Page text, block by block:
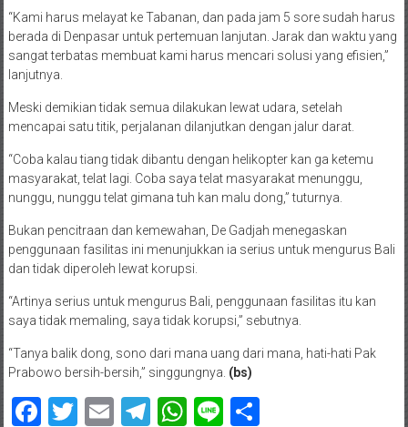
“Kami harus melayat ke Tabanan, dan pada jam 5 sore sudah harus
berada di Denpasar untuk pertemuan lanjutan. Jarak dan waktu yang
sangat terbatas membuat kami harus mencari solusi yang efisien,”
lanjutnya.
Meski demikian tidak semua dilakukan lewat udara, setelah
mencapai satu titik, perjalanan dilanjutkan dengan jalur darat.
“Coba kalau tiang tidak dibantu dengan helikopter kan ga ketemu
masyarakat, telat lagi. Coba saya telat masyarakat menunggu,
nunggu, nunggu telat gimana tuh kan malu dong,” tuturnya.
Bukan pencitraan dan kemewahan, De Gadjah menegaskan
penggunaan fasilitas ini menunjukkan ia serius untuk mengurus Bali
dan tidak diperoleh lewat korupsi.
“Artinya serius untuk mengurus Bali, penggunaan fasilitas itu kan
saya tidak memaling, saya tidak korupsi,” sebutnya.
“Tanya balik dong, sono dari mana uang dari mana, hati-hati Pak
Prabowo bersih-bersih,” singgungnya. (bs)
Facebook
Twitter
EmailTelegram
WhatsApp
LineShare